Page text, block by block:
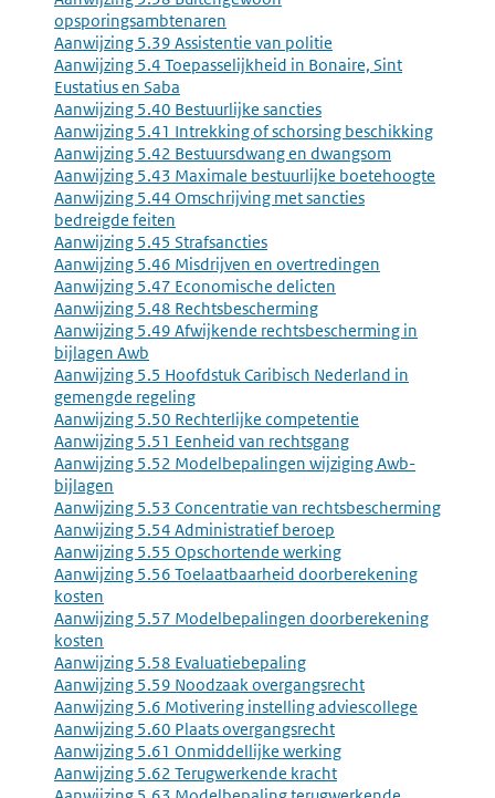
opsporingsambtenaren
Aanwijzing 5.39 Assistentie van politie
Aanwijzing 5.4 Toepasselijkheid in Bonaire, Sint
Eustatius en Saba
Aanwijzing 5.40 Bestuurlijke sancties
Aanwijzing 5.41 Intrekking of schorsing beschikking
Aanwijzing 5.42 Bestuursdwang en dwangsom
Aanwijzing 5.43 Maximale bestuurlijke boetehoogte
Aanwijzing 5.44 Omschrijving met sancties
bedreigde feiten
Aanwijzing 5.45 Strafsancties
Aanwijzing 5.46 Misdrijven en overtredingen
Aanwijzing 5.47 Economische delicten
Aanwijzing 5.48 Rechtsbescherming
Aanwijzing 5.49 Afwijkende rechtsbescherming in
bijlagen Awb
Aanwijzing 5.5 Hoofdstuk Caribisch Nederland in
gemengde regeling
Aanwijzing 5.50 Rechterlijke competentie
Aanwijzing 5.51 Eenheid van rechtsgang
Aanwijzing 5.52 Modelbepalingen wijziging Awb-
bijlagen
Aanwijzing 5.53 Concentratie van rechtsbescherming
Aanwijzing 5.54 Administratief beroep
Aanwijzing 5.55 Opschortende werking
Aanwijzing 5.56 Toelaatbaarheid doorberekening
kosten
Aanwijzing 5.57 Modelbepalingen doorberekening
kosten
Aanwijzing 5.58 Evaluatiebepaling
Aanwijzing 5.59 Noodzaak overgangsrecht
Aanwijzing 5.6 Motivering instelling adviescollege
Aanwijzing 5.60 Plaats overgangsrecht
Aanwijzing 5.61 Onmiddellijke werking
Aanwijzing 5.62 Terugwerkende kracht